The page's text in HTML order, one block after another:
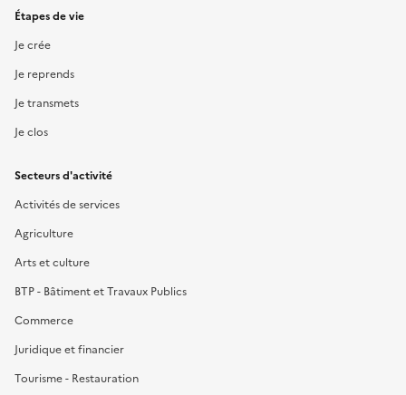
Étapes de vie
Je crée
Je reprends
Je transmets
Je clos
Secteurs d'activité
Activités de services
Agriculture
Arts et culture
BTP - Bâtiment et Travaux Publics
Commerce
Juridique et financier
Tourisme - Restauration